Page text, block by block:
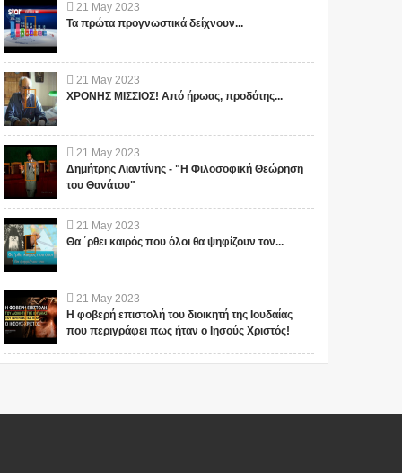
21 May 2023
Τα πρώτα προγνωστικά δείχνουν...
21 May 2023
ΧΡΟΝΗΣ ΜΙΣΣΙΟΣ! Από ήρωας, προδότης...
21 May 2023
Δημήτρης Λιαντίνης - "Η Φιλοσοφική Θεώρηση
του Θανάτου"
21 May 2023
Θα ΄ρθει καιρός που όλοι θα ψηφίζουν τον...
21 May 2023
Η φοβερή επιστολή του διοικητή της Ιουδαίας
που περιγράφει πως ήταν ο Ιησούς Χριστός!